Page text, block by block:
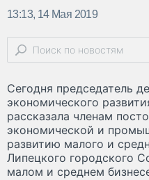
13:13, 14 Мая 2019
Сегодня председатель
экономического
рассказала членам
экономической и
развитию малого и
Липецкого городского
малом и среднем